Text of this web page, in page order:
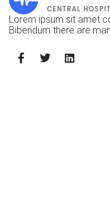
Lorem ipsum sit amet
Bibendum there are